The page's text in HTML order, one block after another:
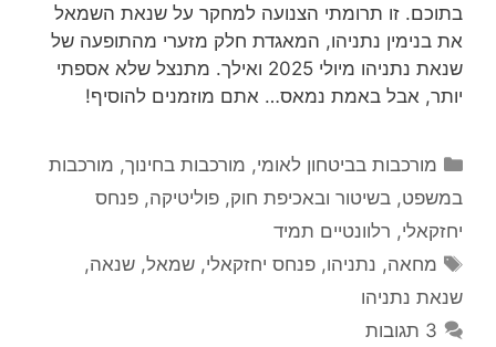
בתוכם. זו תרומתי הצנועה למחקר על שנאת השמאל
את בנימין נתניהו, המאגדת חלק מזערי מהתופעה של
שנאת נתניהו מיולי 2025 ואילך. מתנצל שלא אספתי
יותר, אבל באמת נמאס… אתם מוזמנים להוסיף!
קטגוריות
מורכבות בביטחון לאומי, מורכבות בחינוך, מורכבות
במשפט, בשיטור ובאכיפת חוק, פוליטיקה, פנחס
יחזקאלי, רלוונטיים תמיד
תגיות
מחאה, נתניהו,פנחס יחזקאלי,שמאל,שנאה,
שנאת נתניהו
3 תגובות